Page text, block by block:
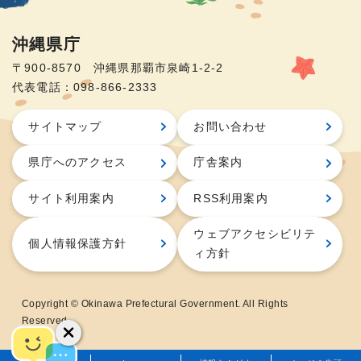
沖縄県庁
〒900-8570 沖縄県那覇市泉崎1-2-2
代表電話：098-866-2333
サイトマップ お問い合わせ
県庁へのアクセス 庁舎案内
サイト利用案内 RSS利用案内
個人情報保護方針
ウェブアクセシビリテ
ィ方針
Copyright © Okinawa Prefectural Government. All Rights
Reserved.